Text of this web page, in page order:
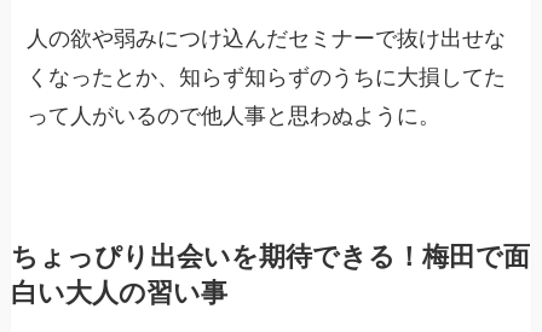
人の欲や弱みにつけ込んだセミナーで抜け出せな
くなったとか、知らず知らずのうちに大損してた
って人がいるので他人事と思わぬように。
ちょっぴり出会いを期待できる！梅田で面
白い大人の習い事